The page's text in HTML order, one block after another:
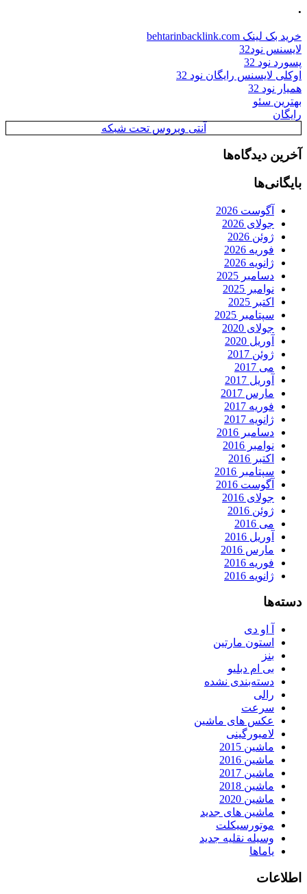
.
خرید بک لینک behtarinbacklink.com
لایسنس نود32
پسورد نود 32
اوکلی لایسنس رایگان نود 32
همیار نود 32
بهترین سئو
رایگان
آنتی ویروس تحت شبکه
آخرین دیدگاه‌ها
بایگانی‌ها
آگوست 2026
جولای 2026
ژوئن 2026
فوریه 2026
ژانویه 2026
دسامبر 2025
نوامبر 2025
اکتبر 2025
سپتامبر 2025
جولای 2020
آوریل 2020
ژوئن 2017
می 2017
آوریل 2017
مارس 2017
فوریه 2017
ژانویه 2017
دسامبر 2016
نوامبر 2016
اکتبر 2016
سپتامبر 2016
آگوست 2016
جولای 2016
ژوئن 2016
می 2016
آوریل 2016
مارس 2016
فوریه 2016
ژانویه 2016
دسته‌ها
آ او دی
استون مارتین
بنز
بی ام دبلیو
دسته‌بندی نشده
رالی
سرعت
عکس های ماشین
لامبورگینی
ماشین 2015
ماشین 2016
ماشین 2017
ماشین 2018
ماشین 2020
ماشین های جدید
موتورسیکلت
وسیله نقلیه جدید
یاماها
اطلاعات